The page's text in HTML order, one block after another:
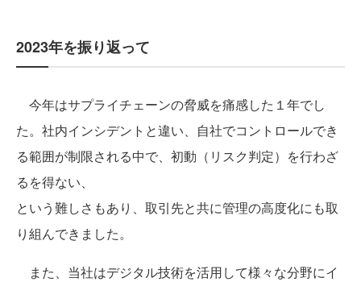
2023年を振り返って
今年はサプライチェーンの脅威を痛感した１年でし
た。社内インシデントと違い、自社でコントロールでき
る範囲が制限される中で、初動（リスク判定）を行わざ
るを得ない、
という難しさもあり、取引先と共に管理の高度化にも取
り組んできました。
また、当社はデジタル技術を活用して様々な分野にイ